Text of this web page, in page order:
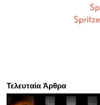
Τελευταία Άρθρα